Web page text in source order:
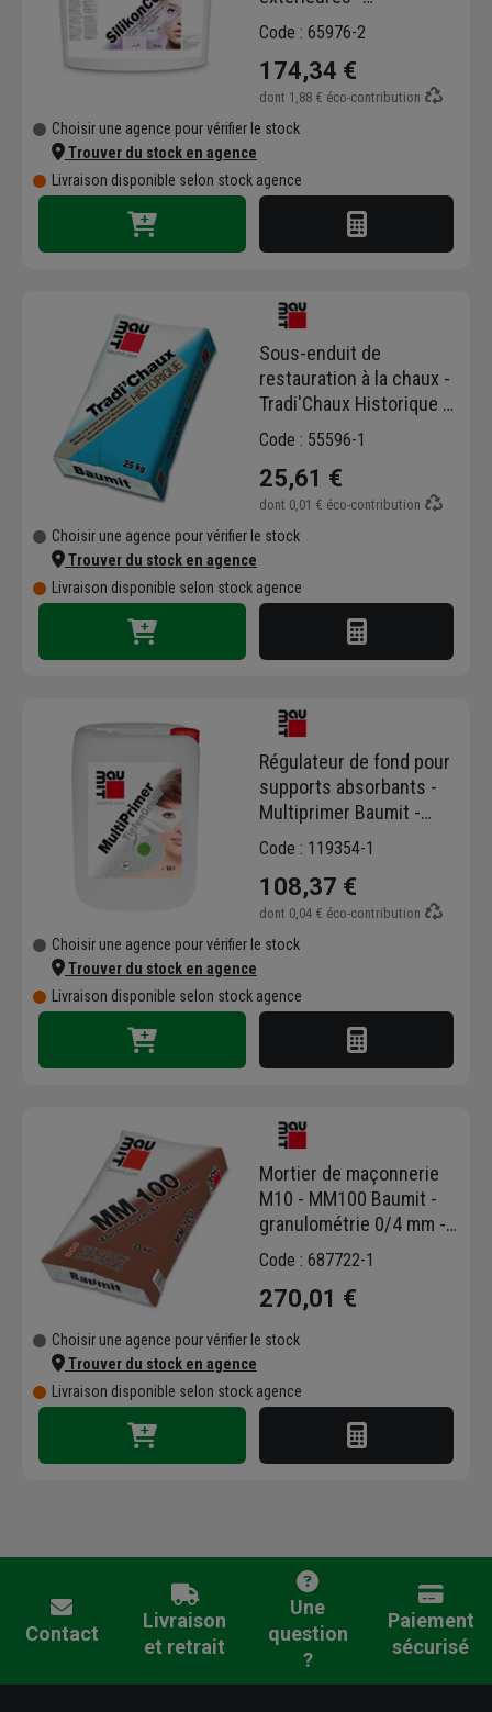
SilikonColor - RAL 0893 -
Gris foncé - seau de 14l
Code : 65976-2
174,34 €
dont 1,88 € éco-contribution
Choisir une agence pour vérifier le stock
Trouver du stock en agence
Livraison disponible selon stock agence
Sous-enduit de
restauration à la chaux -
Tradi'Chaux Historique -
coloris Oslo - sac de 25
Code : 55596-1
25,61 €
dont 0,01 € éco-contribution
Choisir une agence pour vérifier le stock
Trouver du stock en agence
Livraison disponible selon stock agence
Régulateur de fond pour
supports absorbants -
Multiprimer Baumit -
bidon de 10 L
Code : 119354-1
108,37 €
dont 0,04 € éco-contribution
Choisir une agence pour vérifier le stock
Trouver du stock en agence
Livraison disponible selon stock agence
Mortier de maçonnerie
M10 - MM100 Baumit -
granulométrie 0/4 mm -
Big bag de 1,5 T
Code : 687722-1
270,01 €
Choisir une agence pour vérifier le stock
Trouver du stock en agence
Livraison disponible selon stock agence
Contact
Livraison
et retrait
Une
question
?
Paiement
sécurisé